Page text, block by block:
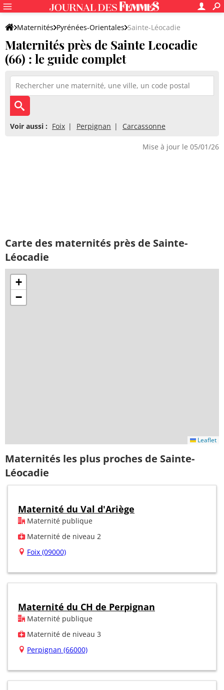
Maternités Pyrénées-Orientales Sainte-Léocadie
Maternités près de Sainte Leocadie
(66) : le guide complet
Voir aussi : Foix Perpignan Carcassonne
Mise à jour le 05/01/26
Carte des maternités près de Sainte-
Léocadie
+
−
Leaflet
Maternités les plus proches de Sainte-
Léocadie
Maternité du Val d'Ariège
Maternité publique
Maternité de niveau 2
Foix (09000)
Maternité du CH de Perpignan
Maternité publique
Maternité de niveau 3
Perpignan (66000)